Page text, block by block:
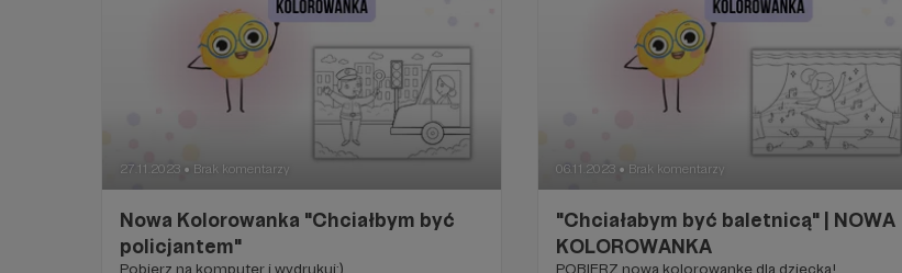
27.11.2023 ● Brak komentarzy
Nowa Kolorowanka "Chciałbym być
policjantem"
Pobierz na komputer i wydrukuj:)
06.11.2023 ● Brak komentarzy
"Chciałabym być baletnicą" | NOWA
KOLOROWANKA
POBIERZ nową kolorowankę dla dziecka!